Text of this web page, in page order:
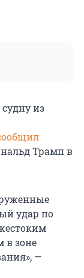
из
Трамп в
удар по
в зоне
—